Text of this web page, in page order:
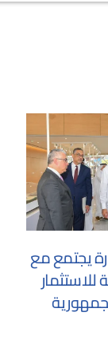
يجتمع مع
للاستثمار